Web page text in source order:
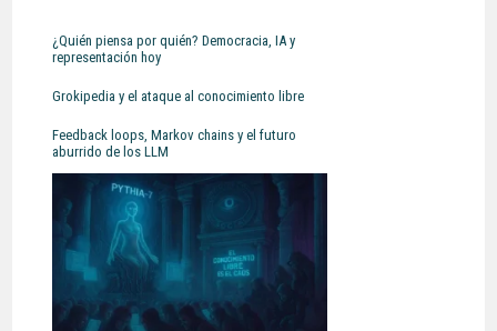
¿Quién piensa por quién? Democracia, IA y
representación hoy
Grokipedia y el ataque al conocimiento libre
Feedback loops, Markov chains y el futuro
aburrido de los LLM